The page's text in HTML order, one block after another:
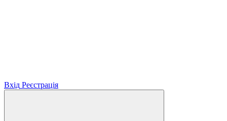
Вхід Реєстрація